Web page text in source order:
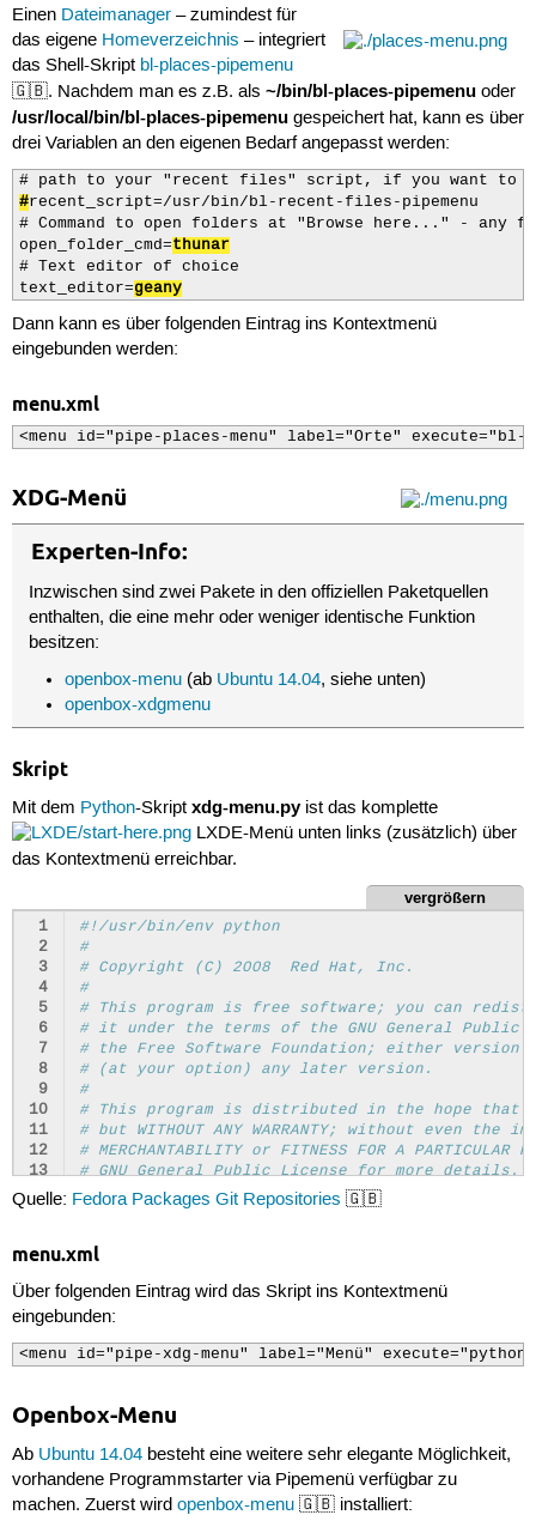
Einen Dateimanager– zumindest für
das eigene Homeverzeichnis – integriert
das Shell-Skript bl-places-pipemenu
🇬🇧. Nachdem man es z.B. als ~/bin/bl-places-pipemenuoder
/usr/local/bin/bl-places-pipemenugespeichert hat, kann es über
drei Variablen an den eigenen Bedarf angepasst werden:
#recent_script=/usr/bin/bl-recent-files-pipemenu
# Command to open folders at "Browse here..." - any
open_folder_cmd=thunar
# Text editor of choice
text_editor=geany
Dann kann es über folgenden Eintrag ins Kontextmenü
eingebunden werden:
menu.xml
<menu id="pipe-places-menu" label="Orte" execute="bl-
XDG-Menü
Experten-Info:
Inzwischen sind zwei Pakete in den offiziellen Paketquellen
enthalten, die eine mehr oder weniger identische Funktion
besitzen:
openbox-menu(ab Ubuntu 14.04, siehe unten)
openbox-xdgmenu
Skript
Mit dem Python-Skript xdg-menu.pyist das komplette
LXDE-Menü unten links (zusätzlich) über
das Kontextmenü erreichbar.
vergrößern
1
2
3
4
5
6
7
8
9
10
11
12
13
14
17
19
20
22
25
27
28
29
#!/usr/bin/env python
#
# Copyright (C) 2008  Red Hat, Inc.
#
# This program is free software; you can
# it under the terms of the GNU General Public
# the Free Software Foundation; either
# (at your option) any later version.
#
# This program is distributed in the hope
# but WITHOUT ANY WARRANTY; without even the
# MERCHANTABILITY or FITNESS FOR A PARTICULAR
# GNU General Public License for more details.
#
# You should have received a copy of the GNU
#
#            Miroslav Lichvar
import gmenu, re,
sys
def walk_menu
print '<menu id="%s " label="%s
% (escape(entry .
map(walk_menu, entry
'</menu>'
Quelle: Fedora Packages Git Repositories 🇬🇧
menu.xml
Über folgenden Eintrag wird das Skript ins Kontextmenü
eingebunden:
<menu id="pipe-xdg-menu" label="Menü"
Openbox-Menu
Ab Ubuntu 14.04besteht eine weitere sehr elegante Möglichkeit,
vorhandene Programmstarter via Pipemenü verfügbar zu
machen. Zuerst wird openbox-menu🇬🇧 installiert: